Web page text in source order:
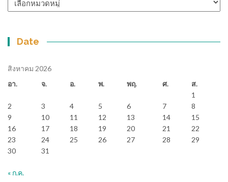
หมู่
Date
สิงหาคม 2026
อา.
จ. อ. พ. พฤ. ศ.
ส.
1
2
3 4 5 6 7
8
9
10 11 12 13 14
15
16
17 18 19 20 21
22
23
24 25 26 27 28
29
30
31
« ก.ค.